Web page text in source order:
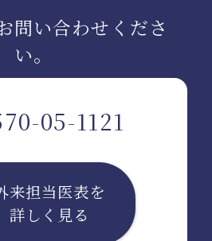
問い合わせくださ
い。
05-1121
来担当医表を
詳しく見る